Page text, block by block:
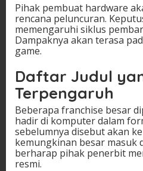
Pihak pembuat hardware
rencana peluncuran.
memengaruhi siklus
Dampaknya akan terasa
game.
Daftar Judul
Terpengaruh
Beberapa franchise besar
hadir di komputer dalam
sebelumnya disebut akan
kemungkinan besar masuk
berharap pihak penerbit
resmi.